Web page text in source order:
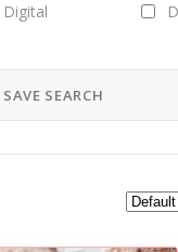
Digital
Freelance
Hair care
iMac
SAVE SEARCH